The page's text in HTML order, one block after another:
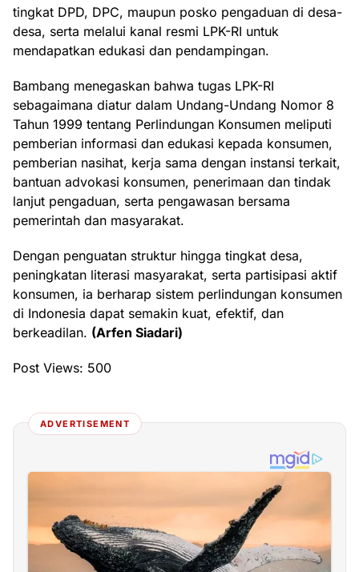
tingkat DPD, DPC, maupun posko pengaduan di desa-
desa, serta melalui kanal resmi LPK-RI untuk
mendapatkan edukasi dan pendampingan.
Bambang menegaskan bahwa tugas LPK-RI
sebagaimana diatur dalam Undang-Undang Nomor 8
Tahun 1999 tentang Perlindungan Konsumen meliputi
pemberian informasi dan edukasi kepada konsumen,
pemberian nasihat, kerja sama dengan instansi terkait,
bantuan advokasi konsumen, penerimaan dan tindak
lanjut pengaduan, serta pengawasan bersama
pemerintah dan masyarakat.
Dengan penguatan struktur hingga tingkat desa,
peningkatan literasi masyarakat, serta partisipasi aktif
konsumen, ia berharap sistem perlindungan konsumen
di Indonesia dapat semakin kuat, efektif, dan
berkeadilan. (Arfen Siadari)
Post Views: 500
ADVERTISEMENT